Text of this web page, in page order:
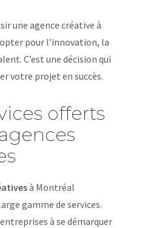
une agence créative à
pour l’innovation, la
C’est une décision qui
votre projet en succès.
offerts
à Montréal
gamme de services.
à se démarquer